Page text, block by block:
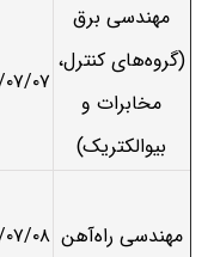
مهندسی برق
(گروه‌های کنترل،
مخابرات و
بیوالکتریک)
مهندسی راه‌آهن